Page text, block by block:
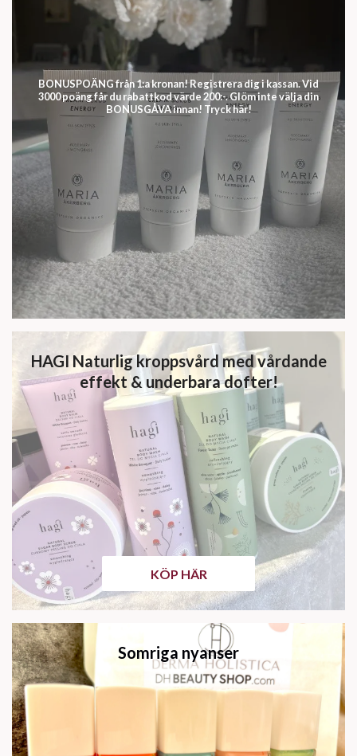
BONUSPOÄNG från 1:a kronan! Registrera dig i kassan. Vid
3000 poäng får du rabattkod värde 200:-. Glöm inte välja din
BONUSGÅVA innan! Tryck här!
HAGI Naturlig kroppsvård med vårdande
effekt & underbara dofter!
KÖP HÄR
Somriga nyanser